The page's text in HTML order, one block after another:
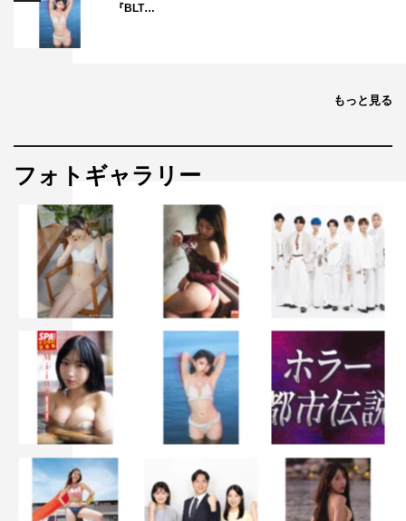
『BLT…
もっと見る
フォトギャラリー